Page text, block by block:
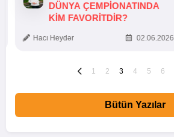
DÜNYA ÇEMPIONATINDA
KIM FAVORITDIR?
Hacı Heydər 02.06.2026
1 2 3 4 5 6
Bütün Yazılar